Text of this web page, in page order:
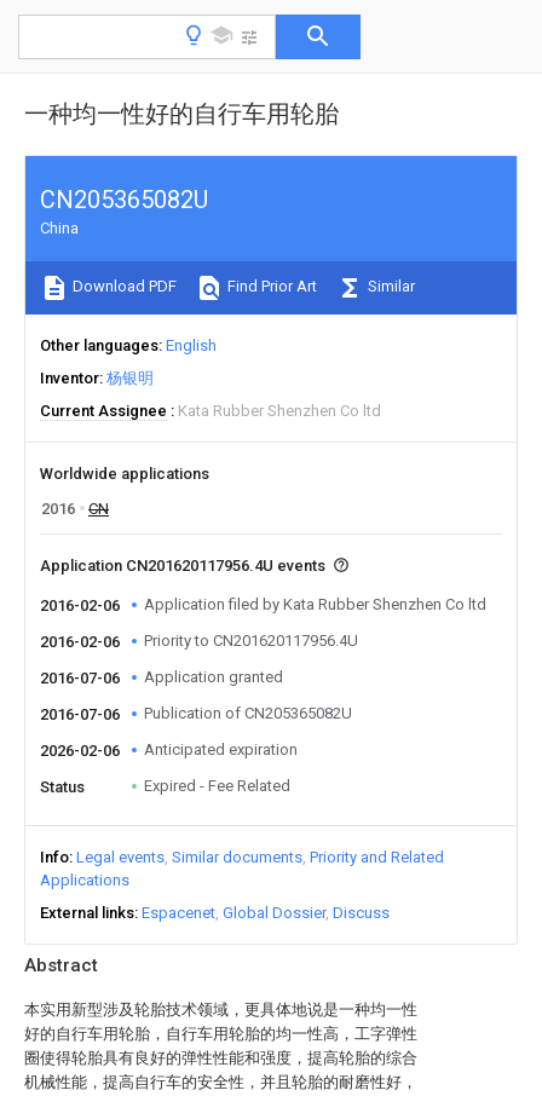
一种均一性好的自行车用轮胎
Abstract
本实用新型涉及轮胎技术领域，更具体地说是一种均一性
好的自行车用轮胎，自行车用轮胎的均一性高，工字弹性
圈使得轮胎具有良好的弹性性能和强度，提高轮胎的综合
机械性能，提高自行车的安全性，并且轮胎的耐磨性好，
CN205365082U
China
Download PDF Find Prior Art Similar
Other languages English
Inventor 杨银明
Current Assignee
Kata Rubber Shenzhen Co ltd
Worldwide applications
2016
CN
Application CN201620117956.4U events
2016-02-06 Application filed by Kata Rubber Shenzhen Co ltd
2016-02-06 Priority to CN201620117956.4U
2016-07-06 Application granted
2016-07-06 Publication of CN205365082U
2026-02-06 Anticipated expiration
Status Expired - Fee Related
Info Legal events Similar documents Priority and Related
Applications
External links Espacenet Global Dossier Discuss